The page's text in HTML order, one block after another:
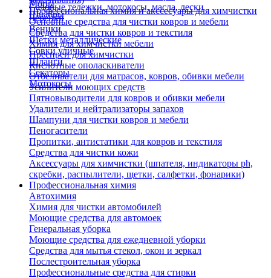
Мопы
Швабры
Садовые тележки, мотокосы, масла, лески
Черенки
Веники
Щетки металлические
Совки уличные
Шланги
Секаторы
Мотокосы
Профессиональная химия и акссесуары для химчистки
Основные средства для чистки ковров и мебели
Средства для чистки ковров и текстиля
Химия для химчистки мебели
Преспреи для химчистки
Кислотные ополаскиватели
Отбеливатели для матрасов, ковров, обивки мебели
Усилители моющих средств
Пятновыводители для ковров и обивки мебели
Удалители и нейтрализаторы запахов
Шампуни для чистки ковров и мебели
Пеногасители
Пропитки, антистатики для ковров и текстиля
Средства для чистки кожи
Аксессуары для химчистки (шпателя, индикаторы ph,
скребки, распылители, щетки, салфетки, фонарики)
Профессиональная химия
Автохимия
Химия для чистки автомобилей
Моющие средства для автомоек
Генеральная уборка
Моющие средства для ежедневной уборки
Средства для мытья стекол, окон и зеркал
Послестроительная уборка
Профессиональные средства для стирки